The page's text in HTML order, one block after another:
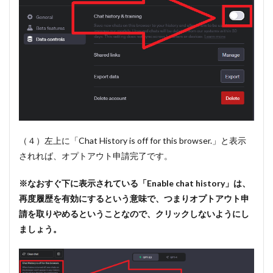
（４）左上に「Chat History is off for this browser.」と表示
されれば、オプトアウト申請完了です。
※なおすぐ下に表示されている「Enable chat history」は、
再度履歴を有効にするという意味で、つまりオプトアウト申
請を取りやめるということなので、クリックしないようにし
ましょう。